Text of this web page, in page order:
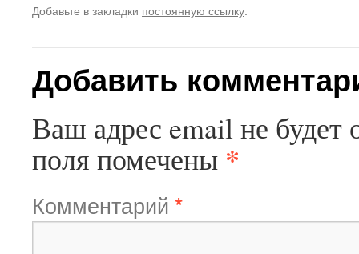
Добавьте в закладки постоянную ссылку.
Добавить
Ваш адрес email не будет
поля помечены *
Комментарий *